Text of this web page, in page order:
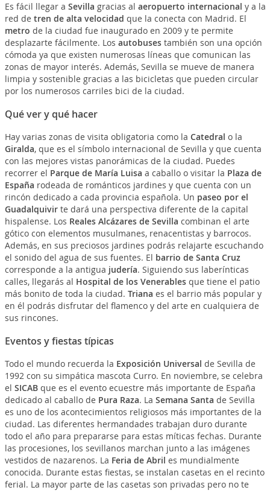
Es fácil llegar a Sevilla gracias al aeropuerto internacional y a la
red de tren de alta velocidad que la conecta con Madrid. El
metro de la ciudad fue inaugurado en 2009 y te permite
desplazarte fácilmente. Los autobusestambién son una opción
cómoda ya que existen numerosas líneas que comunican las
zonas de mayor interés. Además, Sevilla se mueve de manera
limpia y sostenible gracias a las bicicletas que pueden circular
por los numerosos carriles bici de la ciudad.
Qué ver y qué hacer
Hay varias zonas de visita obligatoria como la Catedral o la
Giralda, que es el símbolo internacional de Sevilla y que cuenta
con las mejores vistas panorámicas de la ciudad. Puedes
recorrer el Parque de María Luisa a caballo o visitar la Plaza de
España rodeada de románticos jardines y que cuenta con un
rincón dedicado a cada provincia española. Un paseo por el
Guadalquivirte dará una perspectiva diferente de la capital
hispalense. Los Reales Alcázares de Sevilla combinan el arte
gótico con elementos musulmanes, renacentistas y barrocos.
Además, en sus preciosos jardines podrás relajarte escuchando
el sonido del agua de sus fuentes. El barrio de Santa Cruz
corresponde a la antigua judería. Siguiendo sus laberínticas
calles, llegarás al Hospital de los Venerablesque tiene el patio
más bonito de toda la ciudad. Triana es el barrio más popular y
en él podrás disfrutar del flamenco y del arte en cualquiera de
sus rincones.
Eventos y fiestas típicas
Todo el mundo recuerda la Exposición Universal de Sevilla de
1992 con su simpática mascota Curro. En noviembre, se celebra
el SICABque es el evento ecuestre más importante de España
dedicado al caballo de Pura Raza. La Semana Santa de Sevilla
es uno de los acontecimientos religiosos más importantes de la
ciudad. Las diferentes hermandades trabajan duro durante
todo el año para prepararse para estas míticas fechas. Durante
las procesiones, los sevillanos marchan junto a las imágenes
vestidos de nazarenos. La Feria de Abril es mundialmente
conocida. Durante estas fiestas, se instalan casetas en el recinto
ferial. La mayor parte de las casetas son privadas pero no te